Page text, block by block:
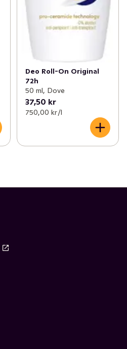
Deo Roll-On Original
72h
50 ml, Dove
37,50 kr
750,00 kr /l